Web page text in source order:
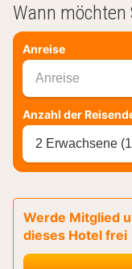
Wann möchten
Anreise
Anreise
Anzahl der
2 Erwachsene
Werde Mitglied
dieses Hotel frei